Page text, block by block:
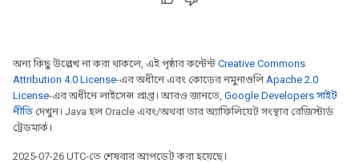
অন্য কিছু উল্লেখ না করা থাকলে, এই পৃষ্ঠার কন্টেন্ট Creative Commons
Attribution 4.0 License-এর অধীনে এবং কোডের নমুনাগুলিApache 2.0
License-এর অধীনে লাইসেন্স প্রাপ্ত। আরও জানতে, Google Developers সাইট
নীতি দেখুন। Java হল Oracle এবং/অথবা তার অ্যাফিলিয়েট সংস্থার রেজিস্টার্ড
ট্রেডমার্ক।
2025-07-26 UTC-তে শেষবার আপডেট করা হয়েছে।